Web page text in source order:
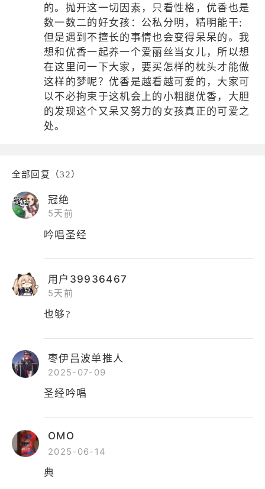
的。抛开这一切因素，只看性格，优香也是
数一数二的好女孩：公私分明，精明能干;
但是遇到不擅长的事情也会变得呆呆的。我
想和优香一起养一个爱丽丝当女儿，所以想
在这里问一下大家，要买怎样的枕头才能做
这样的梦呢？优香是越看越可爱的，大家可
以不必拘束于这机会上的小粗腿优香，大胆
的发现这个又呆又努力的女孩真正的可爱之
处。
全部回复（32）
冠绝
5天前
吟唱圣经
用户39936467
5天前
也够?
枣伊吕波单推人
2025-07-09
圣经吟唱
OMO
2025-06-14
典